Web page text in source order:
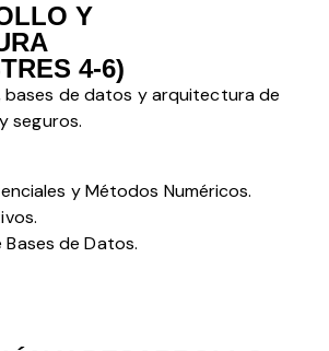
Y
4-6)
bases de datos y arquitectura de
seguros.
y Métodos Numéricos.
de Datos.